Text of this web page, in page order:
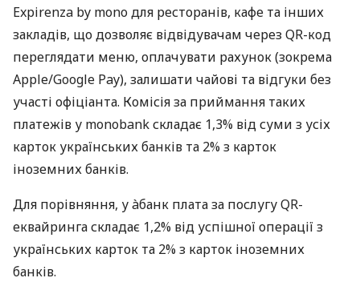
Expirenza by mono для ресторанів, кафе та інших
закладів, що дозволяє відвідувачам через QR-код
переглядати меню, оплачувати рахунок (зокрема
Apple/Google Pay), залишати чайові та відгуки без
участі офіціанта. Комісія за приймання таких
платежів у monobank складає 1,3% від суми з усіх
карток українських банків та 2% з карток
іноземних банків.
Для порівняння, у àбанк плата за послугу QR-
еквайринга складає 1,2% від успішної операції з
українських карток та 2% з карток іноземних
банків.